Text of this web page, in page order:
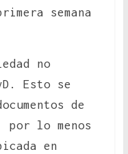
semana
no
Esto se
de
lo menos
en